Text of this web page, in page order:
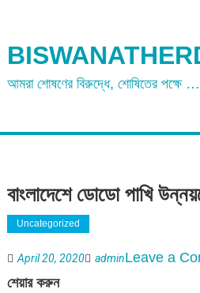
আমরা শোষণের বিরুদ্ধে, শোষিতের পক্ষে …
বাংলাদেশে ডোডো পাখি
Uncategorized
April 20, 2020 adminLeave a
শেয়ার করুন